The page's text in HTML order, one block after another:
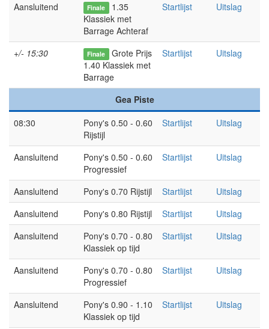
Aansluitend Finale 1.35
Klassiek met
Barrage Achteraf
Startlijst Uitslag
+/- 15:30 Finale Grote Prijs
1.40 Klassiek met
Barrage
Startlijst Uitslag
Gea Piste
08:30
Pony's 0.50 - 0.60
Rijstijl
Startlijst Uitslag
Aansluitend
Pony's 0.50 - 0.60
Progressief
Startlijst Uitslag
Aansluitend Pony's 0.70 Rijstijl Startlijst
Uitslag
Aansluitend
Pony's 0.80 Rijstijl Startlijst
Uitslag
Aansluitend
Pony's 0.70 - 0.80
Klassiek op tijd
Startlijst Uitslag
Aansluitend
Pony's 0.70 - 0.80
Progressief
Startlijst Uitslag
Aansluitend
Pony's 0.90 - 1.10
Klassiek op tijd
Startlijst Uitslag